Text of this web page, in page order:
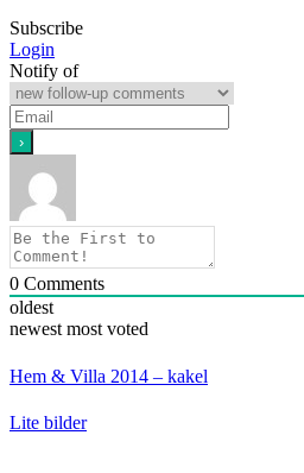
Subscribe
Login
Notify of
0 Comments
oldest
newest most voted
Hem & Villa 2014 – kakel
Lite bilder